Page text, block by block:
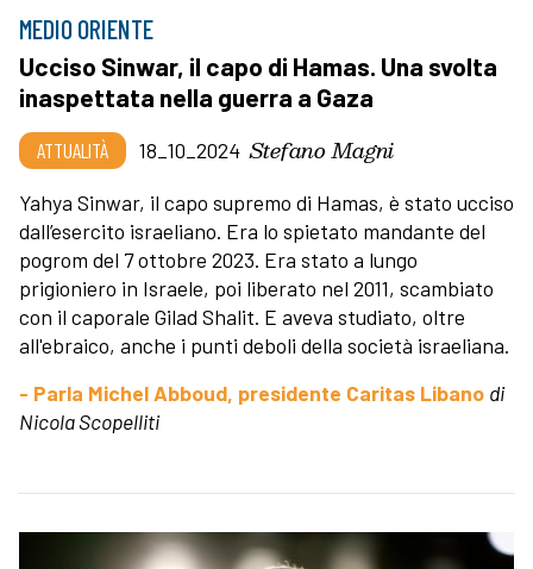
MEDIO ORIENTE
Ucciso Sinwar, il capo di Hamas. Una svolta
inaspettata nella guerra a Gaza
ATTUALITÀ 18_10_2024 Stefano Magni
Yahya Sinwar, il capo supremo di Hamas, è stato ucciso
dall’esercito israeliano. Era lo spietato mandante del
pogrom del 7 ottobre 2023. Era stato a lungo
prigioniero in Israele, poi liberato nel 2011, scambiato
con il caporale Gilad Shalit. E aveva studiato, oltre
all'ebraico, anche i punti deboli della società israeliana.
- Parla Michel Abboud, presidente Caritas Libano di
Nicola Scopelliti